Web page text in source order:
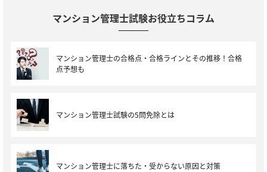
マンション管理士試験お役立ちコラム
マンション管理士の合格点・合格ラインとその推移！合格
点予想も
マンション管理士試験の5問免除とは
マンション管理士に落ちた・受からない原因と対策